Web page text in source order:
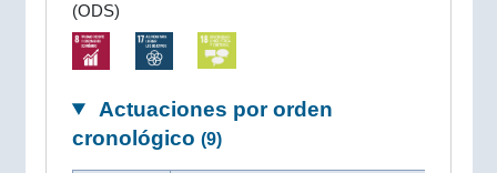
(ODS)
Actuaciones por orden
cronológico (9)